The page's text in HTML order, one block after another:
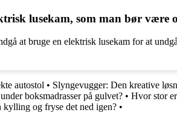
lusekam, som man bør være
at bruge en elektrisk lusekam for at
autostol • Slyngevugger: Den kreative
boksmadrasser på gulvet? • Hvor stor
kylling og fryse det ned igen? •